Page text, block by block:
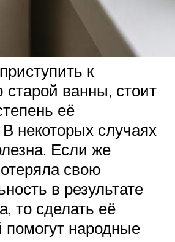
к
ванны, стоит
её
В некоторых случаях
Если же
свою
в результате
то сделать её
помогут народные